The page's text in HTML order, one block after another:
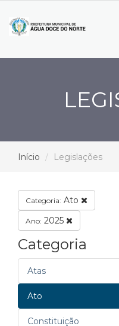
Início Legislações
Categoria: Ato
Ano: 2025
Categoria
Atas
Ato
Constituição